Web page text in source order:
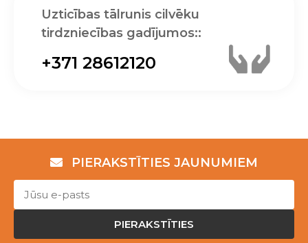
Uzticības tālrunis cilvēku
tirdzniecības gadījumos::
+371 28612120
PIERAKSTĪTIES JAUNUMIEM
PIERAKSTĪTIES